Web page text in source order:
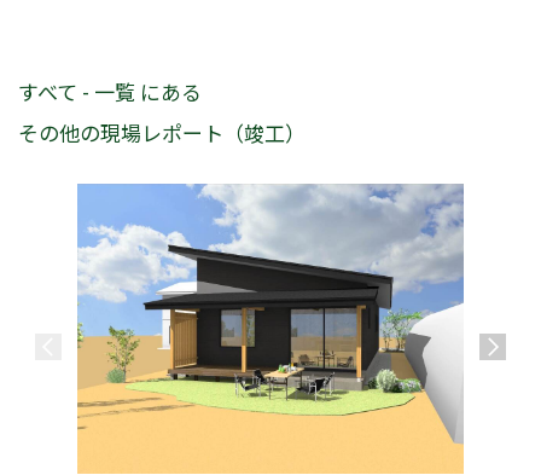
すべて - 一覧 にある
その他の現場レポート（竣工）